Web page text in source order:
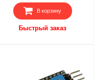
В корзину
Быстрый заказ